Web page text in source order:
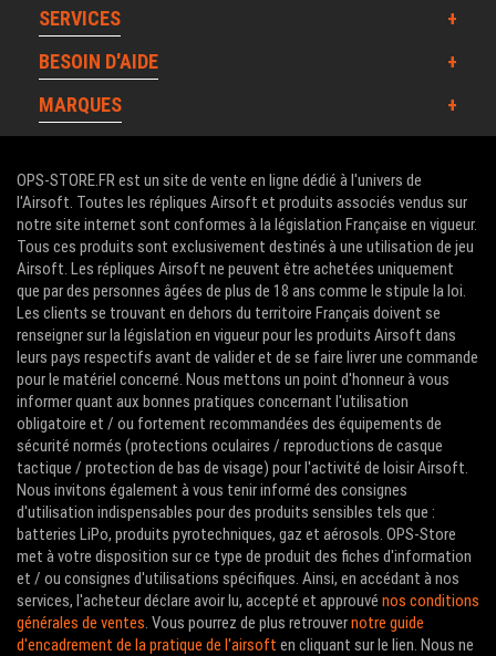
SERVICES
BESOIN D'AIDE
MARQUES
OPS-STORE.FR est un site de vente en ligne dédié à l'univers de
l'Airsoft. Toutes les répliques Airsoft et produits associés vendus sur
notre site internet sont conformes à la législation Française en vigueur.
Tous ces produits sont exclusivement destinés à une utilisation de jeu
Airsoft. Les répliques Airsoft ne peuvent être achetées uniquement
que par des personnes âgées de plus de 18 ans comme le stipule la loi.
Les clients se trouvant en dehors du territoire Français doivent se
renseigner sur la législation en vigueur pour les produits Airsoft dans
leurs pays respectifs avant de valider et de se faire livrer une commande
pour le matériel concerné. Nous mettons un point d'honneur à vous
informer quant aux bonnes pratiques concernant l'utilisation
obligatoire et / ou fortement recommandées des équipements de
sécurité normés (protections oculaires / reproductions de casque
tactique / protection de bas de visage) pour l'activité de loisir Airsoft.
Nous invitons également à vous tenir informé des consignes
d'utilisation indispensables pour des produits sensibles tels que :
batteries LiPo, produits pyrotechniques, gaz et aérosols. OPS-Store
met à votre disposition sur ce type de produit des fiches d'information
et / ou consignes d'utilisations spécifiques. Ainsi, en accédant à nos
services, l'acheteur déclare avoir lu, accepté et approuvé nos conditions
générales de ventes. Vous pourrez de plus retrouvernotre guide
d'encadrement de la pratique de l'airsoft en cliquant sur le lien. Nous ne